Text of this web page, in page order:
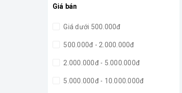
Giá bán
Giá dưới 500.000đ
500.000đ - 2.000.000đ
2.000.000đ - 5.000.000đ
5.000.000đ - 10.000.000đ